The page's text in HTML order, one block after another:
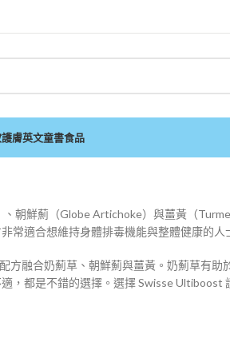
膚英文童書食品
朝鮮薊（Globe Artichoke）與薑黃（
常適合想維持身體排毒機能與整體健康的人
融合奶薊草、朝鮮薊與薑黃。奶薊草有
都是不錯的選擇。選擇 Swisse Ultiboost